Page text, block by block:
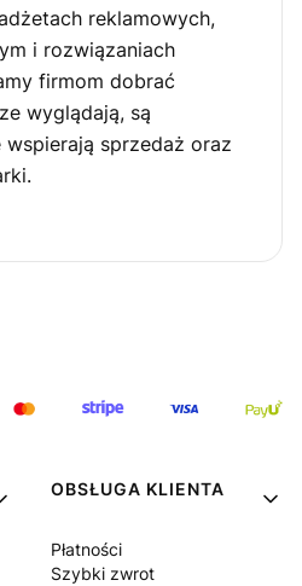
reklamowych,
i rozwiązaniach
firmom dobrać
wyglądają, są
sprzedaż oraz
OBSŁUGA KLIENTA
Płatności
Szybki zwrot